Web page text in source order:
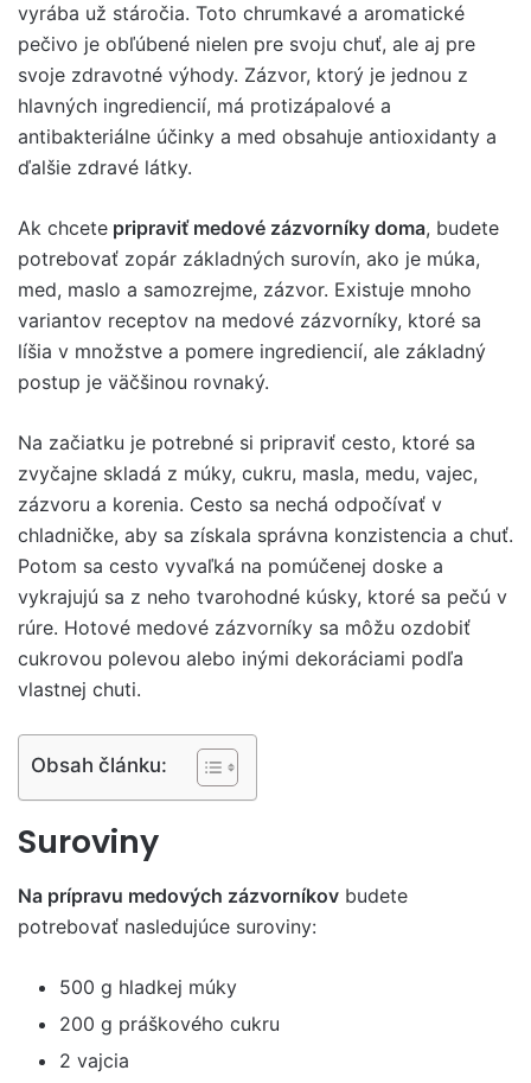
vyrába už stáročia. Toto chrumkavé a aromatické
pečivo je obľúbené nielen pre svoju chuť, ale aj pre
svoje zdravotné výhody. Zázvor, ktorý je jednou z
hlavných ingrediencií, má protizápalové a
antibakteriálne účinky a med obsahuje antioxidanty a
ďalšie zdravé látky.
Ak chcete pripraviť medové zázvorníky doma, budete
potrebovať zopár základných surovín, ako je múka,
med, maslo a samozrejme, zázvor. Existuje mnoho
variantov receptov na medové zázvorníky, ktoré sa
líšia v množstve a pomere ingrediencií, ale základný
postup je väčšinou rovnaký.
Na začiatku je potrebné si pripraviť cesto, ktoré sa
zvyčajne skladá z múky, cukru, masla, medu, vajec,
zázvoru a korenia. Cesto sa nechá odpočívať v
chladničke, aby sa získala správna konzistencia a chuť.
Potom sa cesto vyvaľká na pomúčenej doske a
vykrajujú sa z neho tvarohodné kúsky, ktoré sa pečú v
rúre. Hotové medové zázvorníky sa môžu ozdobiť
cukrovou polevou alebo inými dekoráciami podľa
vlastnej chuti.
Obsah článku:
Suroviny
Na prípravu medových zázvorníkov budete
potrebovať nasledujúce suroviny:
500 g hladkej múky
200 g práškového cukru
2 vajcia